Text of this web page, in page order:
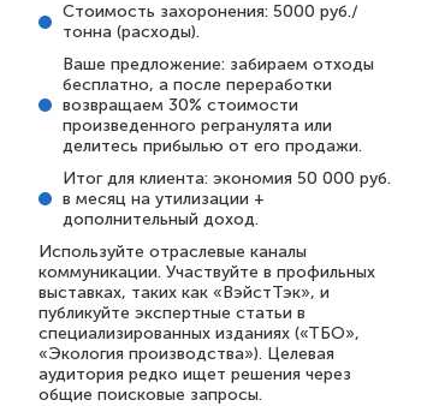
Стоимость захоронения: 5000 руб./
тонна (расходы).
Ваше предложение: забираем отходы
бесплатно, а после переработки
возвращаем 30% стоимости
произведенного регранулята или
делитесь прибылью от его продажи.
Итог для клиента: экономия 50 000 руб.
в месяц на утилизации +
дополнительный доход.
Используйте отраслевые каналы
коммуникации. Участвуйте в профильных
выставках, таких как «ВэйстТэк», и
публикуйте экспертные статьи в
специализированных изданиях («ТБО»,
«Экология производства»). Целевая
аудитория редко ищет решения через
общие поисковые запросы.